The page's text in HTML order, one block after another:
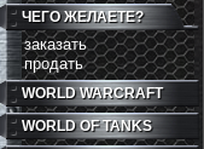
ЧЕГО ЖЕЛАЕТЕ?
заказать
продать
WORLD WARCRAFT
WORLD OF TANKS